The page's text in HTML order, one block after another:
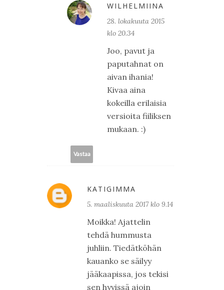
WILHELMIINA
28. lokakuuta 2015
klo 20.34
Joo, pavut ja
paputahnat on
aivan ihania!
Kivaa aina
kokeilla erilaisia
versioita fiiliksen
mukaan. :)
Vastaa
KATIGIMMA
5. maaliskuuta 2017 klo 9.14
Moikka! Ajattelin
tehdä hummusta
juhliin. Tiedätköhän
kauanko se säilyy
jääkaapissa, jos tekisi
sen hyvissä ajoin